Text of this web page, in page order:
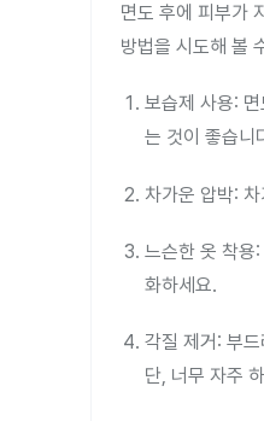
면도 후에 피부가
방법을 시도해 볼
보습제 사용:
는 것이 좋습니
차가운 압박:
느슨한 옷 착용
화하세요.
각질 제거: 부
단, 너무 자주